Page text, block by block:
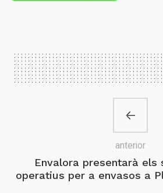
Envalora presentarà els
operatius per a envasos a
anterior